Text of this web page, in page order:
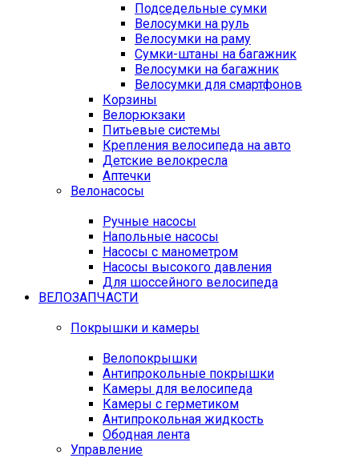
Подседельные сумки
Велосумки на руль
Велосумки на раму
Сумки-штаны на багажник
Велосумки на багажник
Велосумки для смартфонов
Корзины
Велорюкзаки
Питьевые системы
Крепления велосипеда на авто
Детские велокресла
Аптечки
Велонасосы
Ручные насосы
Напольные насосы
Насосы с манометром
Насосы высокого давления
Для шоссейного велосипеда
ВЕЛОЗАПЧАСТИ
Покрышки и камеры
Велопокрышки
Антипрокольные покрышки
Камеры для велосипеда
Камеры с герметиком
Антипрокольная жидкость
Ободная лента
Управление